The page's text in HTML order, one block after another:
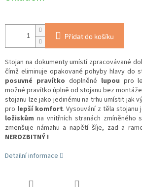
Přidat do košíku
Stojan na dokumenty umístí zpracovávané
čímž eliminuje opakované pohyby hlavy do
posuvné pravítko doplněné lupou pro
možné pravítko úplně od stojanu bez
stojanu lze jako jedinému na trhu umístit jak
pro lepší komfort. Vysouvání z těla
ložiskům na vnitřních stranách zmíněného
zmenšuje námahu a napětí šíje, zad a
NEROZBITNÝ !
Detailní informace